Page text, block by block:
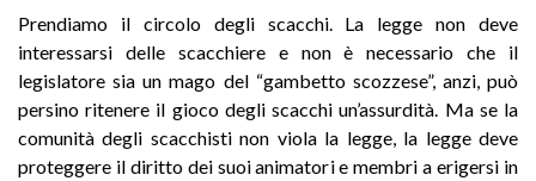
Prendiamo il circolo degli scacchi. La legge non deve
interessarsi delle scacchiere e non è necessario che il
legislatore sia un mago del “gambetto scozzese”, anzi, può
persino ritenere il gioco degli scacchi un’assurdità. Ma se la
comunità degli scacchisti non viola la legge, la legge deve
proteggere il diritto dei suoi animatori e membri a erigersi in